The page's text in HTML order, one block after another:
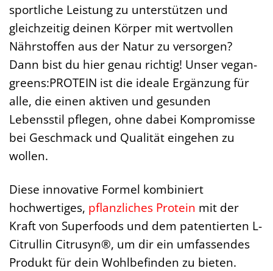
sportliche Leistung zu unterstützen und
gleichzeitig deinen Körper mit wertvollen
Nährstoffen aus der Natur zu versorgen?
Dann bist du hier genau richtig! Unser vegan-
greens:PROTEIN ist die ideale Ergänzung für
alle, die einen aktiven und gesunden
Lebensstil pflegen, ohne dabei Kompromisse
bei Geschmack und Qualität eingehen zu
wollen.
Diese innovative Formel kombiniert
hochwertiges, pflanzliches Protein mit der
Kraft von Superfoods und dem patentierten L-
Citrullin Citrusyn®, um dir ein umfassendes
Produkt für dein Wohlbefinden zu bieten.